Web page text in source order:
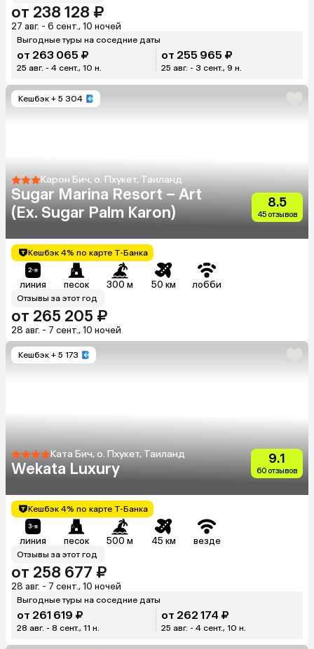
от 238 128 ₽
27 авг. - 6 сент., 10 ночей
Выгодные туры на соседние даты
от 263 065 ₽
25 авг. - 4 сент., 10 н.
от 255 965 ₽
25 авг. - 3 сент., 9 н.
Кешбэк + 5 304
Карон Бич, о. Пхукет, Таиланд
Sugar Marina Resort – Art
(Ex. Sugar Palm Karon)
8.5
45 отзывов
Кешбэк 4% по карте Т-Банка
линия песок 300 м 50 км лобби
Отзывы за этот год
от 265 205 ₽
28 авг. - 7 сент., 10 ночей
Кешбэк + 5 173
Ката Бич, о. Пхукет, Таиланд
Wekata Luxury
9.1
60 отзывов
Кешбэк 4% по карте Т-Банка
линия песок 500 м 45 км везде
Отзывы за этот год
от 258 677 ₽
28 авг. - 7 сент., 10 ночей
Выгодные туры на соседние даты
от 261 619 ₽
28 авг. - 8 сент., 11 н.
от 262 174 ₽
25 авг. - 4 сент., 10 н.